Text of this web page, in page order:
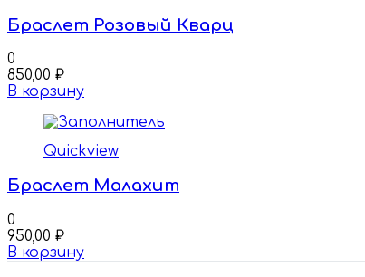
Браслет Розовый Кварц
0
850,00 ₽
В корзину
Quickview
Браслет Малахит
0
950,00 ₽
В корзину